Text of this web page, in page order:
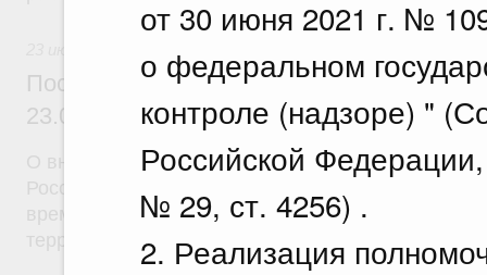
от 30 июня 2021 г. №
о федеральном
контроле (надзоре) "
Российской
№ 29, ст. 4256) .
2. Реализация
Постановление Правительства
23.07.2026 г. № 926
О внесении на ратификацию Соглашения между
временной трудовой деятельности граждан
территории другого государства